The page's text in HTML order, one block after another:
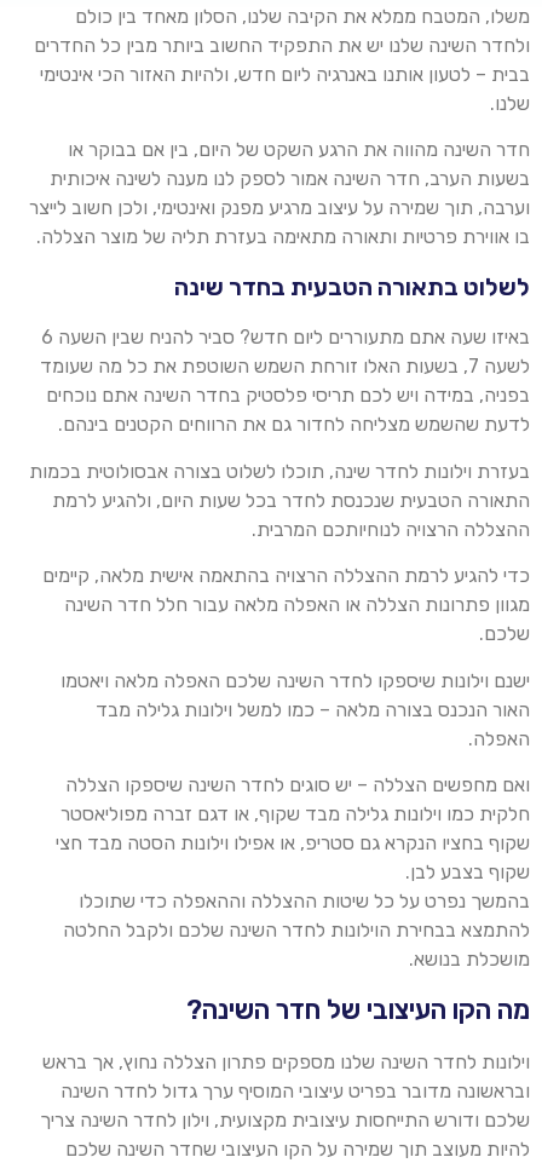
משלו, המטבח ממלא את הקיבה שלנו, הסלון מאחד בין כולם
ולחדר השינה שלנו יש את התפקיד החשוב ביותר מבין כל החדרים
בבית – לטעון אותנו באנרגיה ליום חדש, ולהיות האזור הכי אינטימי
שלנו.
חדר השינה מהווה את הרגע השקט של היום, בין אם בבוקר או
בשעות הערב, חדר השינה אמור לספק לנו מענה לשינה איכותית
וערבה, תוך שמירה על עיצוב מרגיע מפנק ואינטימי, ולכן חשוב לייצר
בו אווירת פרטיות ותאורה מתאימה בעזרת תליה של מוצר הצללה.
לשלוט בתאורה הטבעית בחדר שינה
באיזו שעה אתם מתעוררים ליום חדש? סביר להניח שבין השעה 6
לשעה 7, בשעות האלו זורחת השמש השוטפת את כל מה שעומד
בפניה, במידה ויש לכם תריסי פלסטיק בחדר השינה אתם נוכחים
לדעת שהשמש מצליחה לחדור גם את הרווחים הקטנים בינהם.
בעזרת וילונות לחדר שינה, תוכלו לשלוט בצורה אבסולוטית בכמות
התאורה הטבעית שנכנסת לחדר בכל שעות היום, ולהגיע לרמת
ההצללה הרצויה לנוחיותכם המרבית.
כדי להגיע לרמת ההצללה הרצויה בהתאמה אישית מלאה, קיימים
מגוון פתרונות הצללה או האפלה מלאה עבור חלל חדר השינה
שלכם.
ישנם וילונות שיספקו לחדר השינה שלכם האפלה מלאה ויאטמו
האור הנכנס בצורה מלאה – כמו למשל וילונות גלילה מבד
האפלה.
ואם מחפשים הצללה – יש סוגים לחדר השינה שיספקו הצללה
חלקית כמו וילונות גלילה מבד שקוף, או דגם זברה מפוליאסטר
שקוף בחציו הנקרא גם סטריפ, או אפילו וילונות הסטה מבד חצי
שקוף בצבע לבן.
בהמשך נפרט על כל שיטות ההצללה וההאפלה כדי שתוכלו
להתמצא בבחירת הוילונות לחדר השינה שלכם ולקבל החלטה
מושכלת בנושא.
מה הקו העיצובי של חדר השינה?
וילונות לחדר השינה שלנו מספקים פתרון הצללה נחוץ, אך בראש
ובראשונה מדובר בפריט עיצובי המוסיף ערך גדול לחדר השינה
שלכם ודורש התייחסות עיצובית מקצועית, וילון לחדר השינה צריך
להיות מעוצב תוך שמירה על הקו העיצובי שחדר השינה שלכם